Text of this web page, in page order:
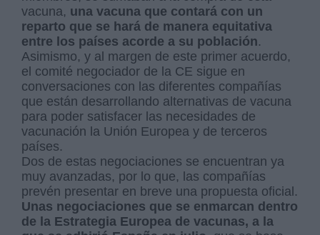
vacuna, una vacuna que contará con un
reparto que se hará de manera equitativa
entre los países acorde a su población.
Asimismo, y al margen de este primer acuerdo,
el comité negociador de la CE sigue en
conversaciones con las diferentes compañías
que están desarrollando alternativas de vacuna
para poder satisfacer las necesidades de
vacunación la Unión Europea y de terceros
países.
Dos de estas negociaciones se encuentran ya
muy avanzadas, por lo que, las compañías
prevén presentar en breve una propuesta oficial.
Unas negociaciones que se enmarcan dentro
de la Estrategia Europea de vacunas, a la